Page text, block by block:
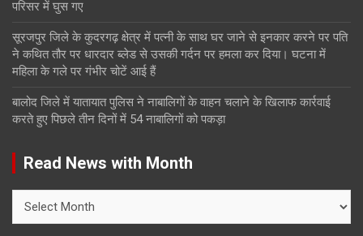
परिसर में घुस गए
सूरजपुर जिले के कुदरगढ़ क्षेत्र में पत्नी के साथ घर जाने से इनकार करने पर पति
ने कथित तौर पर धारदार ब्लेड से उसकी गर्दन पर हमला कर दिया। घटना में
महिला के गले पर गंभीर चोटें आई हैं
बालोद जिले में यातायात पुलिस ने नाबालिगों के वाहन चलाने के खिलाफ कार्रवाई
करते हुए पिछले तीन दिनों में 54 नाबालिगों को पकड़ा
Read News with Month
News